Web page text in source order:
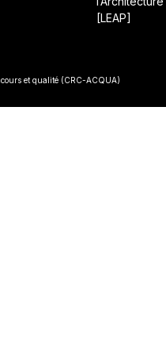
[LEAP]
et qualité (CRC-ACQUA)